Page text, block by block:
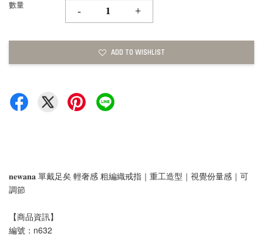
數量
- +
ADD TO WISHLIST
𝐧𝐞𝐰𝐚𝐧𝐚 單戴足矣 輕奢感 粗編織戒指｜重工造型｜視覺份量感｜可
調節
【商品資訊】
編號：n632